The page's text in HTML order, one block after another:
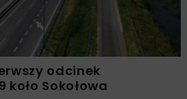
odcinek
koło Sokołowa